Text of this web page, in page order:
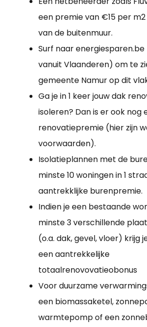
een premie van €15 per
van de buitenmuur.
Surf naar
vanuit Vlaanderen) om te
gemeente Namur op dit
Ga je in 1 keer jouw dak
isoleren? Dan is er ook nog
renovatiepremie (hier zijn
voorwaarden).
Isolatieplannen met de
minste 10 woningen in 1
aantrekklijke burenpremie.
Indien je een bestaande
minste 3 verschillende
(o.a. dak, gevel, vloer) krijg
een aantrekkelijke
totaalrenovovatieobonus
Voor duurzame
een biomassaketel,
warmtepomp of een